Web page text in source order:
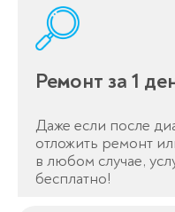
Ремонт за 1
Даже если после
отложить ремонт
в любом случае,
бесплатно!